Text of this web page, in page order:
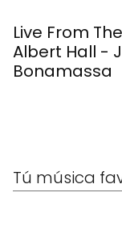
Royal
- Joe
Tú música